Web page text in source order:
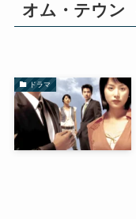
オム・テウン
ドラマ